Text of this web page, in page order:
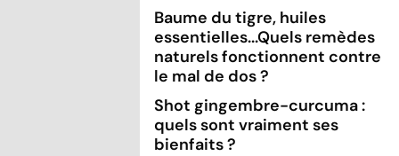
Baume du tigre, huiles
essentielles...Quels remèdes
naturels fonctionnent contre
le mal de dos ?
Shot gingembre-curcuma :
quels sont vraiment ses
bienfaits ?